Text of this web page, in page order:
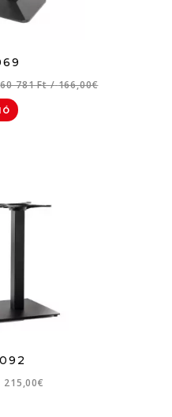
60 781 Ft/ 166,00€
215,00€